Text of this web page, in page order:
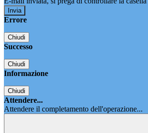
Errore
Chiudi
Successo
Chiudi
Informazione
Chiudi
Attendere...
Attendere il completamento dell'operazione...